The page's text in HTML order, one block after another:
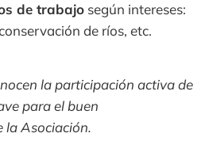
de trabajo según intereses:
de ríos, etc.
la participación activa de
para el buen
la Asociación.